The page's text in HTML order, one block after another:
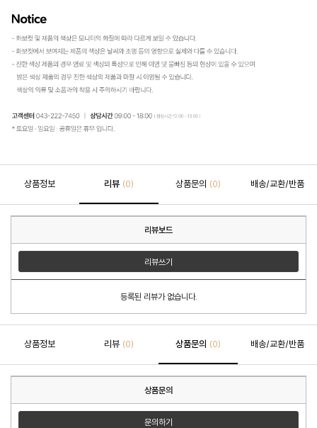
상품정보 리뷰 (0) 상품문의 (0) 배송/교환/반품
리뷰보드
리뷰쓰기
등록된 리뷰가 없습니다.
상품정보 리뷰 (0) 상품문의 (0) 배송/교환/반품
상품문의
문의하기